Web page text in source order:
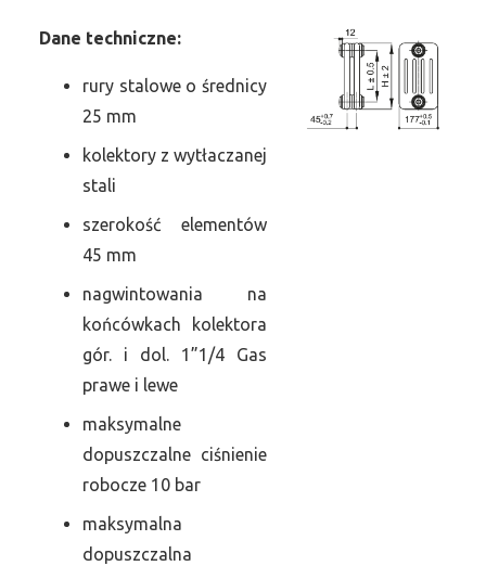
Dane techniczne:
rury stalowe o średnicy
25 mm
kolektory z wytłaczanej
stali
szerokość elementów
45 mm
nagwintowania na
końcówkach kolektora
gór. i dol. 1”1/4 Gas
prawe i lewe
maksymalne
dopuszczalne ciśnienie
robocze 10 bar
maksymalna
dopuszczalna